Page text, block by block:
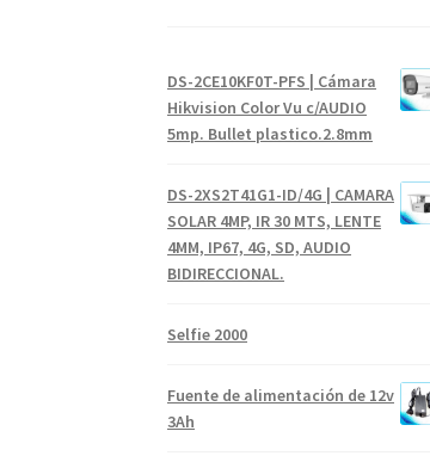
DS-2CE10KF0T-PFS | Cámara
Hikvision Color Vu c/AUDIO
5mp. Bullet plastico.2.8mm
DS-2XS2T41G1-ID/4G | CAMARA
SOLAR 4MP, IR 30 MTS, LENTE
4MM, IP67, 4G, SD, AUDIO
BIDIRECCIONAL.
Selfie 2000
Fuente de alimentación de 12v
3Ah